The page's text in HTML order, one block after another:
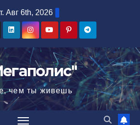
Авг 6th, 2026
чем ты живешь